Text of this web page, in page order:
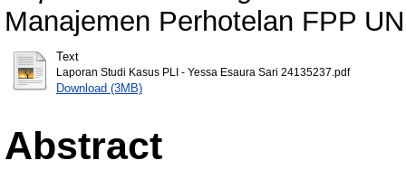
Manajemen Perhotelan FPP
Text
Laporan Studi Kasus PLI - Yessa Esaura Sari 24135237.pdf
Download (3MB)
Abstract